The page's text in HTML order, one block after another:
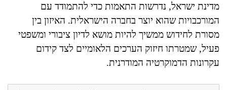
מדינת ישראל, נדרשות התאמות כדי להתמודד עם
המורכבויות שהוא יוצר בחברה הישראלית. האיזון בין
מסורת לחידוש ממשיך להיות מושא לדיון ציבורי ומשפטי
פעיל, שמטרתו חיזוק הערכים הלאומיים לצד קידום
עקרונות הדמוקרטיה המודרנית.